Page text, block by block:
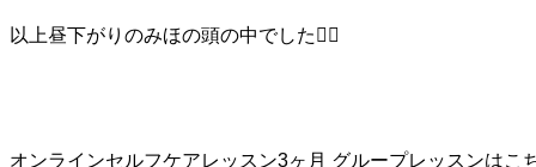
以上昼下がりのみほの頭の中でした❤️‍🔥
オンラインセルフケアレッスン3ヶ月 グループレッスンはこ